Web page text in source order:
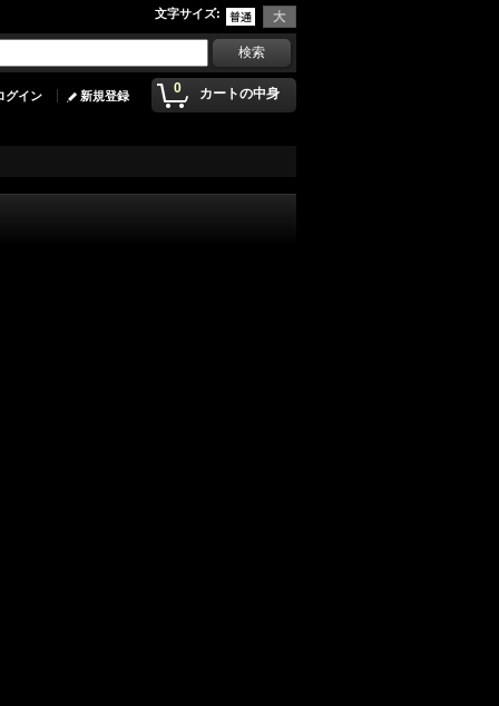
文字サイズ:
0 カートの中身
グイン 新規登録